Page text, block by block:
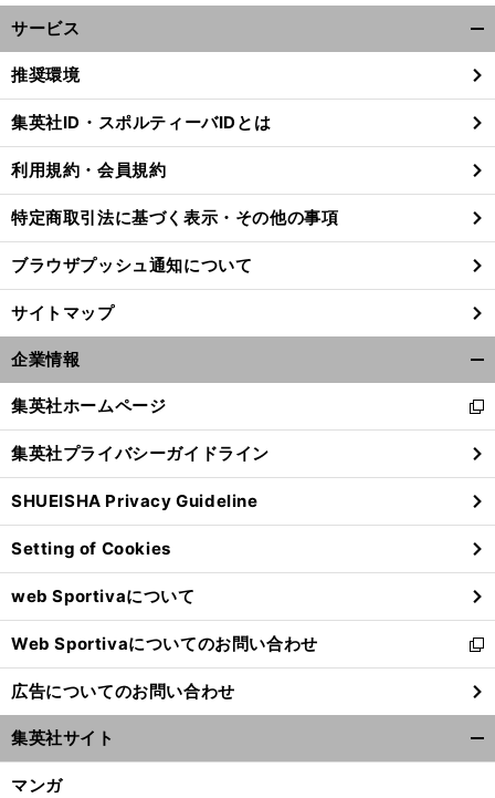
サービス
閉
る
推奨環境
集英社ID・スポルティーバIDとは
利用規約・会員規約
特定商取引法に基づく表示・その他の事項
ブラウザプッシュ通知について
サイトマップ
企業情報
閉
る
集英社ホームページ
新
し
い
ウ
ィ
ン
ド
ウ
で
開
く
集英社プライバシーガイドライン
SHUEISHA Privacy Guideline
Setting of Cookies
web Sportivaについて
Web Sportivaについてのお問い合わせ
新
し
い
ウ
ィ
ン
広告についてのお問い合わせ
集英社サイト
マンガ